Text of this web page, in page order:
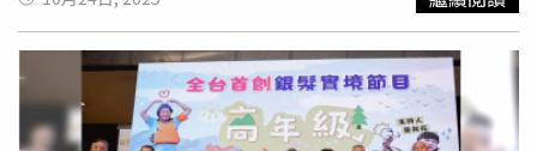
敬老人、善待老人才能給我們增加正能量，才能風生水起好
運來。
虛」的現象；表面上仍能撐起日常節奏，內在卻逐漸累積疲
憊，這種狀況若不留意休息與飲食調理，容易造成免疫力下
降、呼吸系統或筋骨酸痛等問題。天月星也象徵身心的雙重
影響——當情緒長期壓抑或責任太重時，生理症狀會成為能
量失衡的出口。虎者在此時應學會節制，懂得讓自己「不那